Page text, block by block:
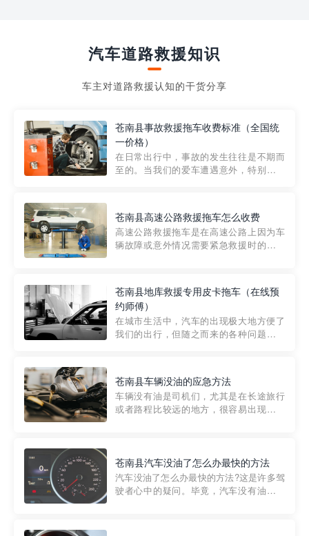
汽车道路救援知识
车主对道路救援认知的干货分享
苍南县事故救援拖车收费标准（全国统
一价格）
在日常出行中，事故的发生往往是不期而
至的。当我们的爱车遭遇意外，特别是在
细解析一下市区事故救援拖车的收费标
准，以及在选用拖车服务时应注...
苍南县高速公路救援拖车怎么收费
高速公路救援拖车是在高速公路上因为车
辆故障或意外情况需要紧急救援时的必备
路救援拖车的收费标准是由当地交通管理
部门制定的。起步价通...
苍南县地库救援专用皮卡拖车（在线预
约师傅）
在城市生活中，汽车的出现极大地方便了
我们的出行，但随之而来的各种问题也让
紧急情况下，我们需要一种高效可靠的救
援方式。而这时，地库救援专...
苍南县车辆没油的应急方法
车辆没有油是司机们，尤其是在长途旅行
或者路程比较远的地方，很容易出现这种
的送油师傅，解决没油的紧急情况。 首
先，让我们来了解一下穿...
苍南县汽车没油了怎么办最快的方法
汽车没油了怎么办最快的方法?这是许多驾
驶者心中的疑问。毕竟，汽车没有油就无